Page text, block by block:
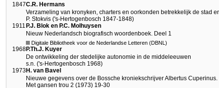
1847C.R. Hermans
Verzameling van kronyken, charters en oorkonden betrekkelijk de stad
P. Stokvis ('s-Hertogenbosch 1847-1848)
1911 P.J. Blok en P.C. Molhuysen
Nieuw Nederlandsch biografisch woordenboek. Deel 1
Digitale Bibliotheek voor de Nederlandse Letteren (DBNL)
1968P.Th.J. Kuyer
De ontwikkeling der stedelijke autonomie in de middeleeuwen
s.n. ('s-Hertogenbosch 1968)
1973H. van Bavel
Nieuwe gegevens over de Bossche kroniekschrijver Albertus
Met gansen trou 2 (1973) 19-30